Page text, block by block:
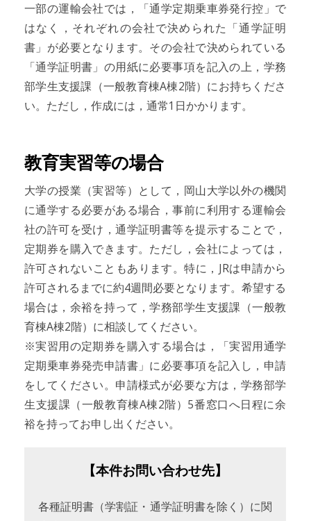
一部の運輸会社では，「通学定期乗車券発行控」で
はなく，それぞれの会社で決められた「通学証明
書」が必要となります。その会社で決められている
「通学証明書」の用紙に必要事項を記入の上，学務
部学生支援課（一般教育棟A棟2階）にお持ちくださ
い。ただし，作成には，通常1日かかります。
教育実習等の場合
大学の授業（実習等）として，岡山大学以外の機関
に通学する必要がある場合，事前に利用する運輸会
社の許可を受け，通学証明書等を提示することで，
定期券を購入できます。ただし，会社によっては，
許可されないこともあります。特に，JRは申請から
許可されるまでに約4週間必要となります。希望する
場合は，余裕を持って，学務部学生支援課（一般教
育棟A棟2階）に相談してください。
※実習用の定期券を購入する場合は，「実習用通学
定期乗車券発売申請書」に必要事項を記入し，申請
をしてください。申請様式が必要な方は，学務部学
生支援課（一般教育棟A棟2階）5番窓口へ日程に余
裕を持ってお申し出ください。
【本件お問い合わせ先】
各種証明書（学割証・通学証明書を除く）に関